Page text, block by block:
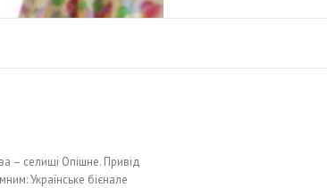
– селищі Опішне. Привід
Українське бієнале